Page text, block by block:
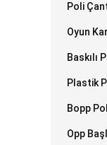
Poli
Oyun
Baskılı
Plastik
Bopp
Opp